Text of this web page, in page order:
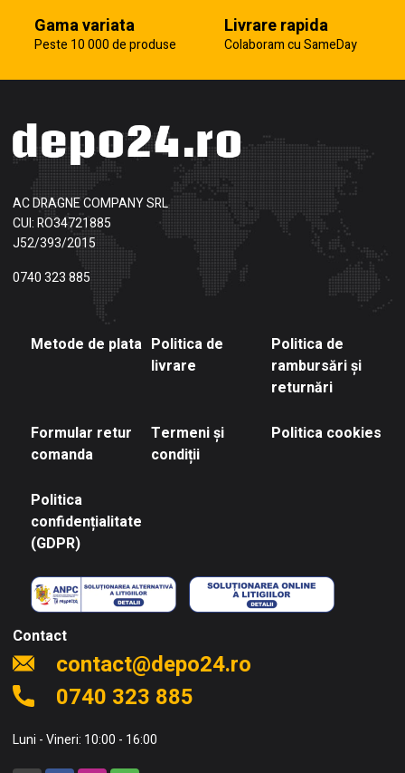
Gama variata
Peste 10 000 de produse
Livrare rapida
Colaboram cu SameDay
AC DRAGNE COMPANY SRL
CUI: RO34721885
J52/393/2015
0740 323 885
Metode de plata Politica de
livrare
Politica de
rambursări și
returnări
Formular retur
comanda
Termeni și
condiții
Politica cookies
Politica
confidențialitate
(GDPR)
Contact
contact@depo24.ro
0740 323 885
Luni - Vineri: 10:00 - 16:00